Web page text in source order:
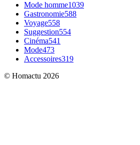
Mode homme1039
Gastronomie588
Voyage558
Suggestion554
Cinéma541
Mode473
Accessoires319
© Homactu 2026